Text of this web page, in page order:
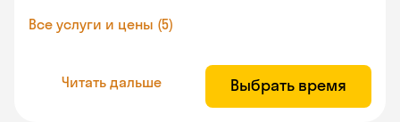
Все услуги и цены (5)
Читать дальше Выбрать время